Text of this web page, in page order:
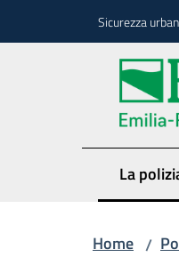
Sicurezza
La
Menu
Home /